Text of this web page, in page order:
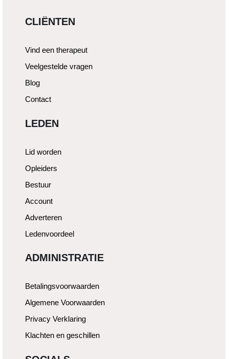
CLIËNTEN
Vind een therapeut
Veelgestelde vragen
Blog
Contact
LEDEN
Lid worden
Opleiders
Bestuur
Account
Adverteren
Ledenvoordeel
ADMINISTRATIE
Betalingsvoorwaarden
Algemene Voorwaarden
Privacy Verklaring
Klachten en geschillen